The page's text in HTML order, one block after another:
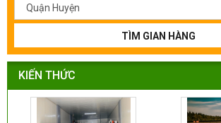
TÌM GIAN HÀNG
KIẾN THỨC